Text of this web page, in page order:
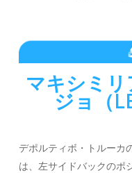
マキシミ
ジョ（
デポルティボ・トルーカ
は、左サイドバックのポ